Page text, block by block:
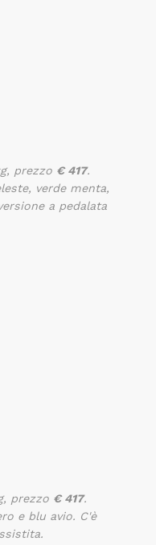
prezzo € 417.
verde menta,
a pedalata
prezzo € 417.
e blu avio. C'è